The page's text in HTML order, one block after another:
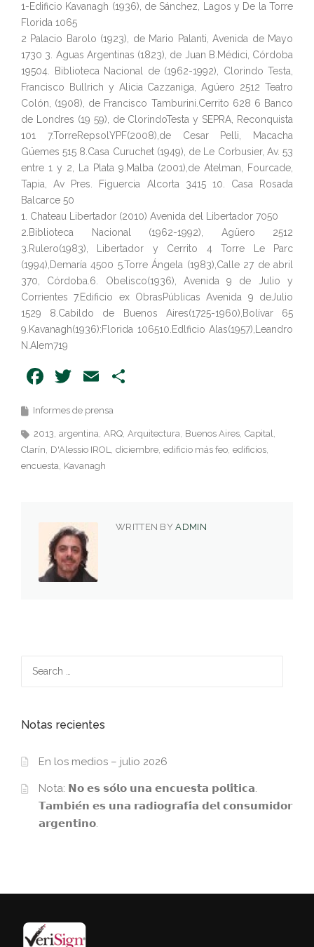
1-Edificio Kavanagh (1936), de Sánchez, Lagos y De la Torre
Florida 1065
2 Palacio Barolo (1923), de Mario Palanti, Avenida de Mayo
1730 3. Aguas Argentinas (1823), de Juan B.Médici, Córdoba
19504. Biblioteca Nacional de (1962-1992), Clorindo Testa,
Francisco Bullrich y Alicia Cazzaniga, Agüero 2512 Teatro
Colón, (1908), de Francisco Tamburini.Cerrito 628 6 Banco
de Londres (19 59), de ClorindoTesta y SEPRA, Reconquista
101 7.TorreRepsolYPF(2008),de Cesar Pelli, Macacha
Güemes 515 8.Casa Curuchet (1949), de Le Corbusier, Av. 53
entre 1 y 2, La Plata 9.Malba (2001),de Atelman, Fourcade,
Tapia, Av Pres. Figuercia Alcorta 3415 10. Casa Rosada
Balcarce 50
1. Chateau Libertador (2010) Avenida del Libertador 7050
2.Biblioteca Nacional (1962-1992), Agüero 2512
3.Rulero(1983), Libertador y Cerrito 4 Torre Le Parc
(1994),Demaría 4500 5.Torre Ángela (1983),Calle 27 de abril
370, Córdoba.6. Obelisco(1936), Avenida 9 de Julio y
Corrientes 7.Edificio ex ObrasPúblicas Avenida 9 deJulio
1529 8.Cabildo de Buenos Aires(1725-1960),Bolívar 65
9.Kavanagh(1936):Florida 106510.Edlficio Alas(1957),Leandro
N.AIem719
Facebook
Twitter
Email
Informes de prensa
2013 argentina ARQ Arquitectura Buenos Aires Capital
Clarín D'Alessio IROL diciembre edificio más feo edificios
encuesta Kavanagh
WRITTEN BYADMIN
Notas recientes
En los medios – julio 2026
Nota: 𝗡𝗼 𝗲𝘀 𝘀𝗼́𝗹𝗼 𝘂𝗻𝗮 𝗲𝗻𝗰𝘂𝗲𝘀𝘁𝗮 𝗽𝗼𝗹𝗶́𝘁𝗶𝗰𝗮.
𝗧𝗮𝗺𝗯𝗶𝗲́𝗻 𝗲𝘀 𝘂𝗻𝗮 𝗿𝗮𝗱𝗶𝗼𝗴𝗿𝗮𝗳𝗶́𝗮 𝗱𝗲𝗹 𝗰𝗼𝗻𝘀𝘂𝗺𝗶𝗱𝗼𝗿
𝗮𝗿𝗴𝗲𝗻𝘁𝗶𝗻𝗼.